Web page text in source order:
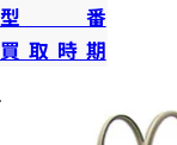
型番
買取時期